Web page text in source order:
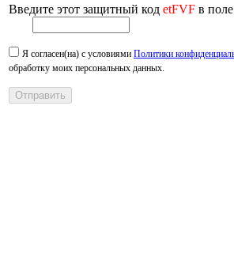
Введите этот защитный код etFVF в
Я согласен(на) с условиями Политики
обработку моих персональных данных.